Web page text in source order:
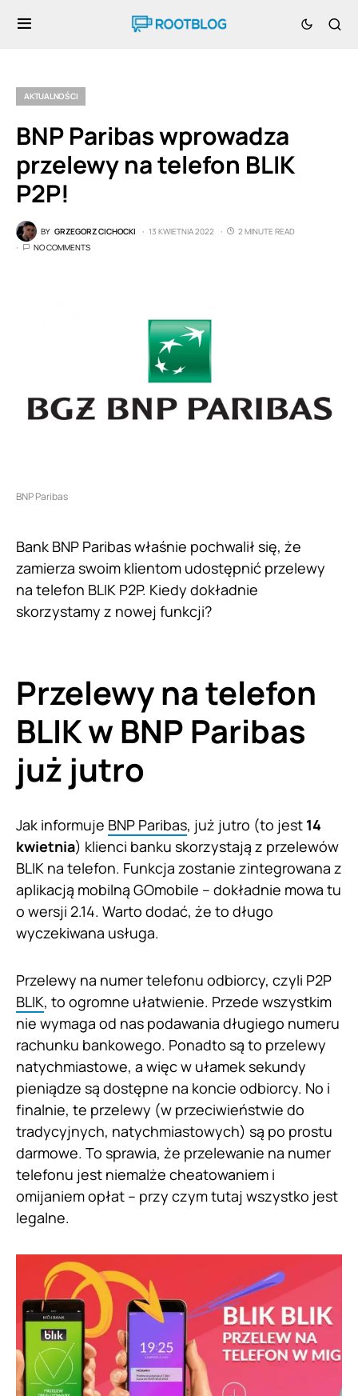
AKTUALNOŚCI
BNP Paribas wprowadza
przelewy na telefon BLIK
P2P!
BY GRZEGORZ CICHOCKI 13 KWIETNIA 2022
2 MINUTE READ
NO COMMENTS
BNP Paribas
Bank BNP Paribas właśnie pochwalił się, że
zamierza swoim klientom udostępnić przelewy
na telefon BLIK P2P. Kiedy dokładnie
skorzystamy z nowej funkcji?
Przelewy na telefon
BLIK w BNP Paribas
już jutro
Jak informuje BNP Paribas, już jutro (to jest 14
kwietnia) klienci banku skorzystają z przelewów
BLIK na telefon. Funkcja zostanie zintegrowana z
aplikacją mobilną GOmobile – dokładnie mowa tu
o wersji 2.14. Warto dodać, że to długo
wyczekiwana usługa.
Przelewy na numer telefonu odbiorcy, czyli P2P
BLIK, to ogromne ułatwienie. Przede wszystkim
nie wymaga od nas podawania długiego numeru
rachunku bankowego. Ponadto są to przelewy
natychmiastowe, a więc w ułamek sekundy
pieniądze są dostępne na koncie odbiorcy. No i
finalnie, te przelewy (w przeciwieństwie do
tradycyjnych, natychmiastowych) są po prostu
darmowe. To sprawia, że przelewanie na numer
telefonu jest niemalże cheatowaniem i
omijaniem opłat – przy czym tutaj wszystko jest
legalne.